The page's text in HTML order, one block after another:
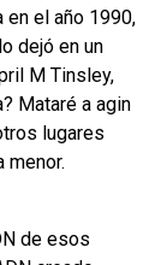
en el año 1990,
dejó en un
M Tinsley,
Mataré a agin
lugares
menor.
de esos